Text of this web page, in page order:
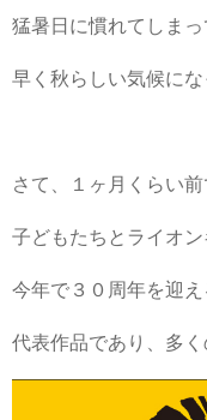
猛暑日に慣れてしまっ
早く秋らしい気候にな
さて、１ヶ月くらい前
子どもたちとライオン
今年で３０周年を迎
代表作品であり、多く